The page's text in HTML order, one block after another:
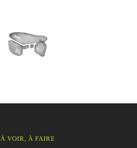
À VOIR, À FAIRE